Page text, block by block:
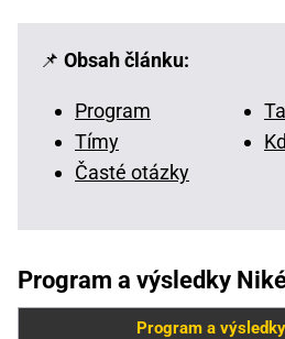
📌 Obsah článku:
Program
Tímy
Časté otázky
Program a výsledky
Program a